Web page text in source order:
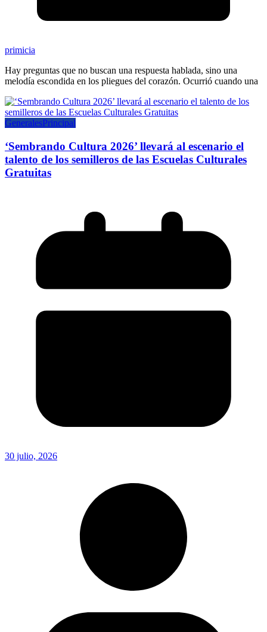
primicia
Hay preguntas que no buscan una respuesta hablada, sino una
melodía escondida en los pliegues del corazón. Ocurrió cuando una
GeneralesPrincipal
‘Sembrando Cultura 2026’ llevará al escenario el
talento de los semilleros de las Escuelas Culturales
Gratuitas
30 julio, 2026